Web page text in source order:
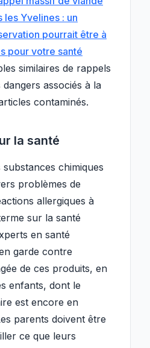
les Yvelines : un
pourrait être à
pour votre santé
similaires de rappels
associés à la
contaminés.
la santé
chimiques
problèmes de
allergiques à
sur la santé
en santé
garde contre
de ces produits, en
enfants, dont le
est encore en
parents doivent être
ce que leurs